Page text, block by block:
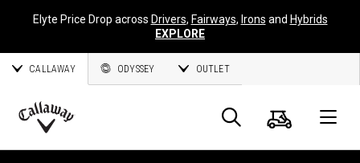
Elyte Price Drop across Drivers, Fairways, Irons and Hybrids
EXPLORE
CALLAWAY ODYSSEY OUTLET
Callaway
Panier